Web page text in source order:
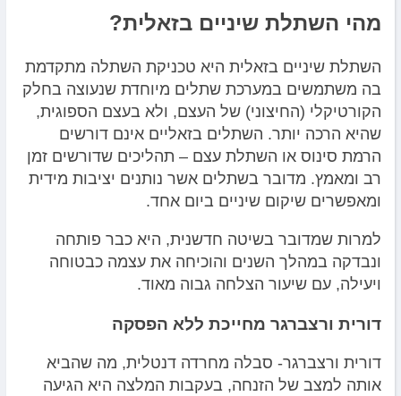
מהי השתלת שיניים בזאלית?
השתלת שיניים בזאלית היא טכניקת השתלה מתקדמת
בה משתמשים במערכת שתלים מיוחדת שנעוצה בחלק
הקורטיקלי (החיצוני) של העצם, ולא בעצם הספוגית,
שהיא הרכה יותר. השתלים בזאליים אינם דורשים
הרמת סינוס או השתלת עצם – תהליכים שדורשים זמן
רב ומאמץ. מדובר בשתלים אשר נותנים יציבות מידית
ומאפשרים שיקום שיניים ביום אחד.
למרות שמדובר בשיטה חדשנית, היא כבר פותחה
ונבדקה במהלך השנים והוכיחה את עצמה כבטוחה
ויעילה, עם שיעור הצלחה גבוה מאוד.
דורית ורצברגר מחייכת ללא הפסקה
דורית ורצברגר- סבלה מחרדה דנטלית, מה שהביא
אותה למצב של הזנחה, בעקבות המלצה היא הגיעה